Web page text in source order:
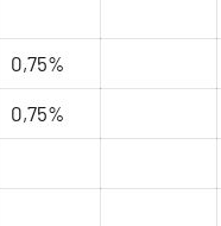
0,75%
0,75%